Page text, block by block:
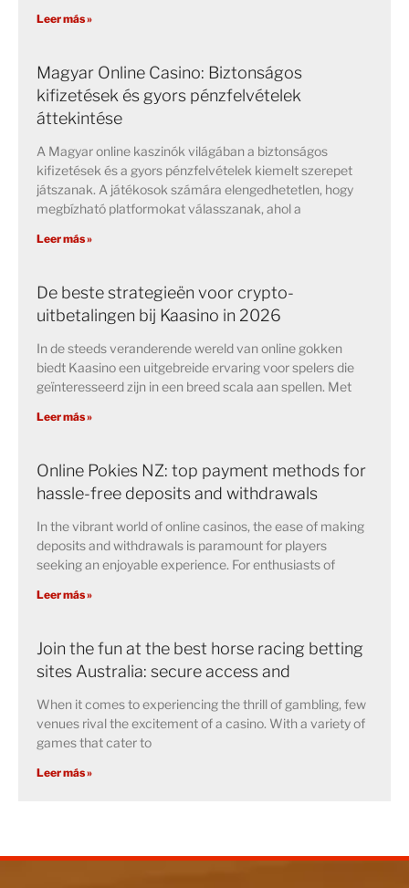
Leer más »
Magyar Online Casino: Biztonságos
kifizetések és gyors pénzfelvételek
áttekintése
A Magyar online kaszinók világában a biztonságos
kifizetések és a gyors pénzfelvételek kiemelt szerepet
játszanak. A játékosok számára elengedhetetlen, hogy
megbízható platformokat válasszanak, ahol a
Leer más »
De beste strategieën voor crypto-
uitbetalingen bij Kaasino in 2026
In de steeds veranderende wereld van online gokken
biedt Kaasino een uitgebreide ervaring voor spelers die
geïnteresseerd zijn in een breed scala aan spellen. Met
Leer más »
Online Pokies NZ: top payment methods for
hassle-free deposits and withdrawals
In the vibrant world of online casinos, the ease of making
deposits and withdrawals is paramount for players
seeking an enjoyable experience. For enthusiasts of
Leer más »
Join the fun at the best horse racing betting
sites Australia: secure access and
When it comes to experiencing the thrill of gambling, few
venues rival the excitement of a casino. With a variety of
games that cater to
Leer más »